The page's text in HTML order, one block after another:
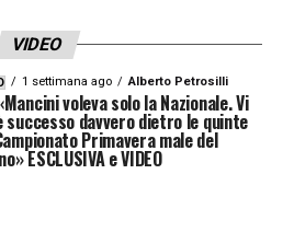
VIDEO
1 settimana ago Alberto Petrosilli
voleva solo la Nazionale. Vi
successo davvero dietro le quinte
Primavera male del
ESCLUSIVA e VIDEO